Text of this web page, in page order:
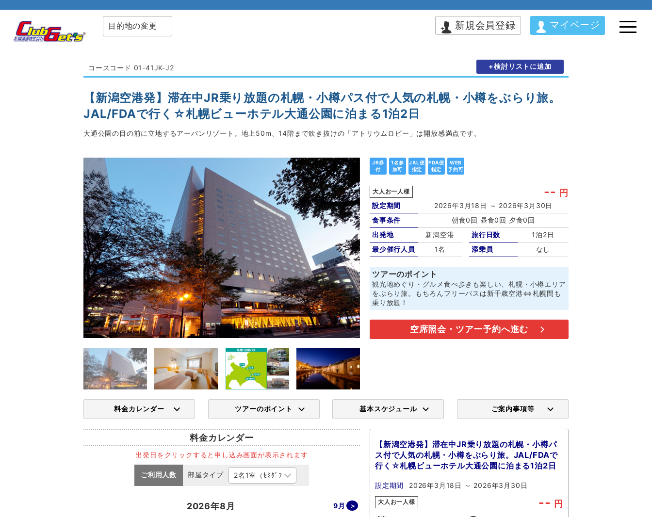
目的地の変更 新規会員登録 マイページ
コースコード 01-41JK-J2 +検討リストに追加
【新潟空港発】滞在中JR乗り放題の札幌・小樽パス付で人気の札幌・小樽をぶらり旅。
JAL/FDAで行く☆札幌ビューホテル大通公園に泊まる1泊2日
大通公園の目の前に立地するアーバンリゾート。地上50m、14階まで吹き抜けの「アトリウムロビー」は開放感満点です。
JR券
付
1名参
加可
JAL便
指定
FDA便
指定
WEB
予約可
大人お一人様 -- 円
設定期間
2026年3月18日 ～ 2026年3月30日
食事条件
朝食0回 昼食0回 夕食0回
出発地
新潟空港
最少催行人員
1名
旅行日数
1泊2日
添乗員
なし
ツアーのポイント
観光地めぐり・グルメ食べ歩きも楽しい、札幌・小樽エリア
をぶらり旅。もちろんフリーパスは新千歳空港⇔札幌間も
乗り放題！
空席照会・ツアー予約へ進む
料金カレンダー ツアーのポイント 基本スケジュール ご案内事項等
料金カレンダー
出発日をクリックすると申し込み画面が表示されます
ご利用人数 部屋タイプ
2026年8月 9月
【新潟空港発】滞在中JR乗り放題の札幌・小樽パ
ス付で人気の札幌・小樽をぶらり旅。JAL/FDAで
行く☆札幌ビューホテル大通公園に泊まる1泊2日
設定期間 2026年3月18日 ～ 2026年3月30日
大人お一人様 -- 円